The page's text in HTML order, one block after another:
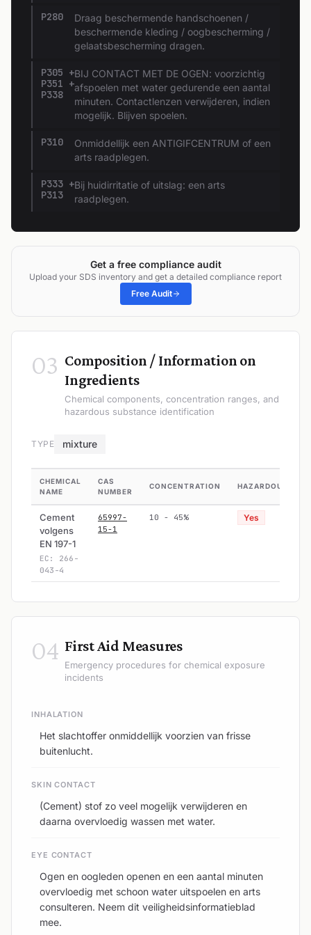
P280
Draag beschermende handschoenen /
beschermende kleding / oogbescherming /
gelaatsbescherming dragen.
P305 +
P351 +
P338
BIJ CONTACT MET DE OGEN: voorzichtig
afspoelen met water gedurende een aantal
minuten. Contactlenzen verwijderen, indien
mogelijk. Blijven spoelen.
P310
Onmiddellijk een ANTIGIFCENTRUM of een
arts raadplegen.
P333 +
P313
Bij huidirritatie of uitslag: een arts
raadplegen.
Get a free compliance audit
Upload your SDS inventory and get a detailed compliance report
Free Audit
03 Composition / Information on
Ingredients
Chemical components, concentration ranges, and
hazardous substance identification
TYPE mixture
CHEMICAL
NAME
CAS
NUMBER
CONCENTRATION HAZARDOUS
Cement
volgens
EN 197-1
EC: 266-
043-4
65997-
15-1
10 - 45% Yes
04 First Aid Measures
Emergency procedures for chemical exposure
incidents
INHALATION
Het slachtoffer onmiddellijk voorzien van frisse
buitenlucht.
SKIN CONTACT
(Cement) stof zo veel mogelijk verwijderen en
daarna overvloedig wassen met water.
EYE CONTACT
Ogen en oogleden openen en een aantal minuten
overvloedig met schoon water uitspoelen en arts
consulteren. Neem dit veiligheidsinformatieblad
mee.